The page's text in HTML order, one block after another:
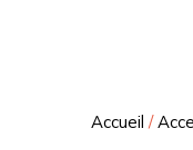
Accueil /